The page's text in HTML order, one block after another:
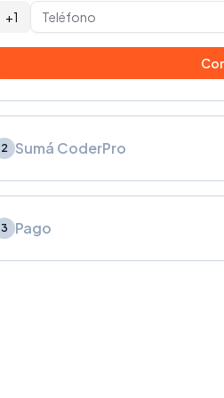
+1
2 Sumá CoderPro
3 Pago